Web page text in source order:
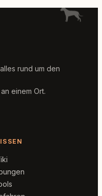
rund um den
einem Ort.